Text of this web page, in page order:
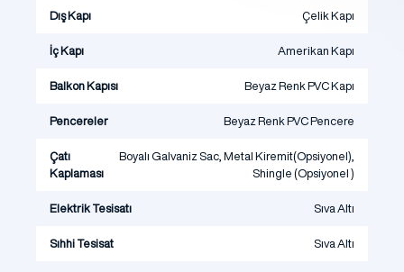
Dış Kapı Çelik Kapı
İç Kapı Amerikan Kapı
Balkon Kapısı Beyaz Renk PVC Kapı
Pencereler Beyaz Renk PVC Pencere
Çatı
Kaplaması
Boyalı Galvaniz Sac, Metal Kiremit(Opsiyonel),
Shingle (Opsiyonel )
Elektrik Tesisatı Sıva Altı
Sıhhi Tesisat Sıva Altı